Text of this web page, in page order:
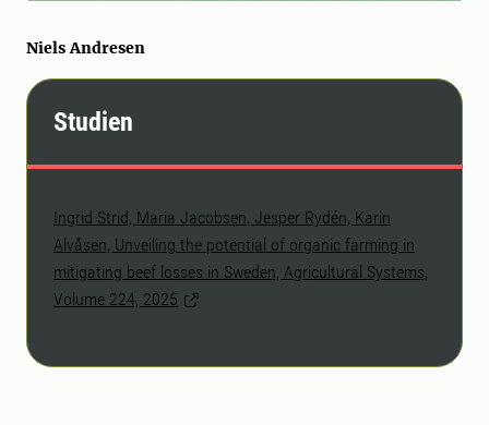
Niels Andresen
Studien
Ingrid Strid, Maria Jacobsen, Jesper Rydén, Karin
Alvåsen, Unveiling the potential of organic farming in
mitigating beef losses in Sweden, Agricultural Systems,
Volume 224, 2025